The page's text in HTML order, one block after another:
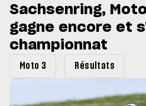
: Horaires et
du GP de Grande-
Sachsenring,
gagne encore et
championnat
Moto 3 Résultats